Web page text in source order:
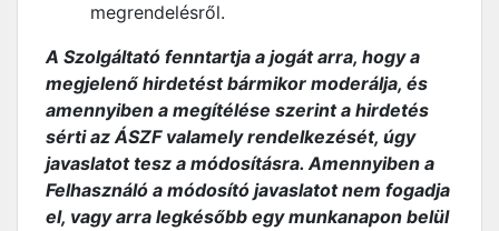
megrendelésről.
A Szolgáltató fenntartja a jogát arra, hogy a
megjelenő hirdetést bármikor moderálja, és
amennyiben a megítélése szerint a hirdetés
sérti az ÁSZF valamely rendelkezését, úgy
javaslatot tesz a módosításra. Amennyiben a
Felhasználó a módosító javaslatot nem fogadja
el, vagy arra legkésőbb egy munkanapon belül